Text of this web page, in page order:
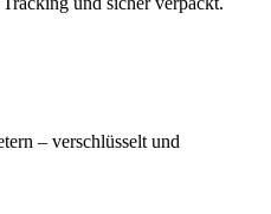
– verschlüsselt und